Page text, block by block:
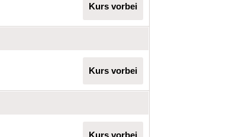
Kurs vorbei
Kurs vorbei
Kurs vorbei